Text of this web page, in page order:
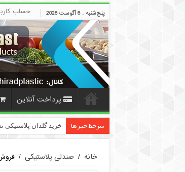
پنج‌شنبه , 6 آگوست 2026 حساب
پرداخت آنلاین
سرخط خبرها خرید گلدان
خانه / صندلی پلاستیکی /